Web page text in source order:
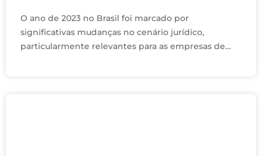
O ano de 2023 no Brasil foi marcado por
significativas mudanças no cenário jurídico,
particularmente relevantes para as empresas de